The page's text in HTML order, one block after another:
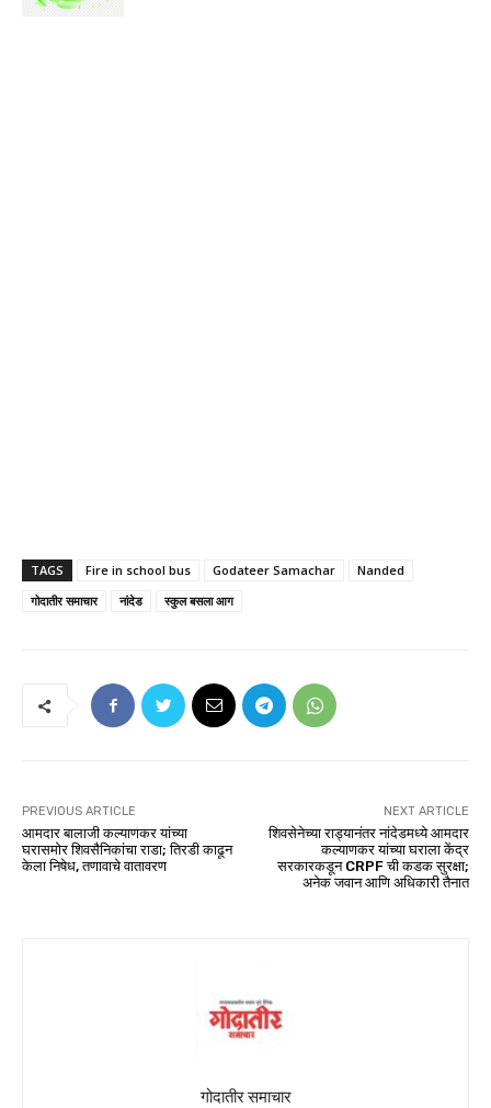
TAGS Fire in school bus Godateer Samachar
Nanded
गोदातीर समाचार
नांदेड स्कुल बसला आग
PREVIOUS ARTICLE
आमदार बालाजी कल्याणकर यांच्या
घरासमोर शिवसैनिकांचा राडा; तिरडी काढून
केला निषेध, तणावाचे वातावरण
NEXT ARTICLE
शिवसेनेच्या राड्यानंतर नांदेडमध्ये आमदार
कल्याणकर यांच्या घराला केंद्र
सरकारकडून CRPF ची कडक सुरक्षा;
अनेक जवान आणि अधिकारी तैनात
गोदातीर समाचार